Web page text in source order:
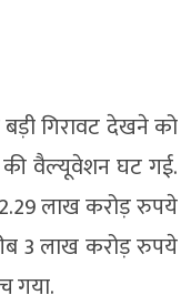
गिरावट देखने को
वैल्‍यूवेशन घट गई.
लाख करोड़ रुपये
3 लाख करोड़ रुपये
गया.